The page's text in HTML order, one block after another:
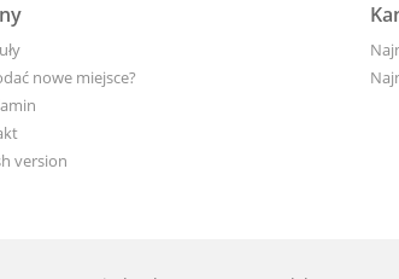
nowe miejsce?
version